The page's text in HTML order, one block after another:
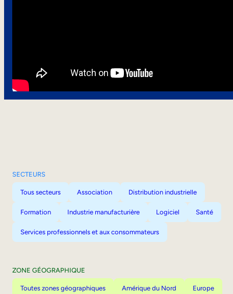
SECTEURS
Tous secteurs Association Distribution industrielle
Formation Industrie manufacturière Logiciel Santé
Services professionnels et aux consommateurs
ZONE GÉOGRAPHIQUE
Toutes zones géographiques Amérique du Nord Europe